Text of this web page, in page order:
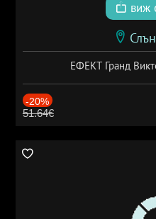
виж
ЕФЕКТ Гранд
-20%
51.64€